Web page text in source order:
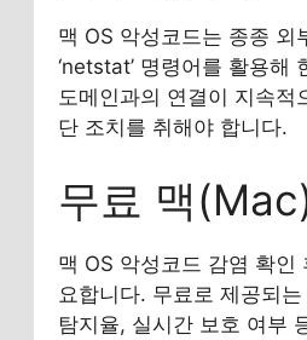
맥 OS 악성코드는 종종 외
‘netstat’ 명령어를 활용해
도메인과의 연결이 지속적
단 조치를 취해야 합니다.
무료 맥
맥 OS 악성코드 감염 확인
요합니다. 무료로 제공되
탐지율, 실시간 보호 여부